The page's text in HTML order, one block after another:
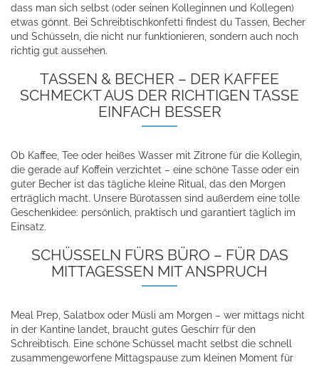
dass man sich selbst (oder seinen Kolleginnen und Kollegen)
etwas gönnt. Bei Schreibtischkonfetti findest du Tassen, Becher
und Schüsseln, die nicht nur funktionieren, sondern auch noch
richtig gut aussehen.
TASSEN & BECHER – DER KAFFEE
SCHMECKT AUS DER RICHTIGEN TASSE
EINFACH BESSER
Ob Kaffee, Tee oder heißes Wasser mit Zitrone für die Kollegin,
die gerade auf Koffein verzichtet – eine schöne Tasse oder ein
guter Becher ist das tägliche kleine Ritual, das den Morgen
erträglich macht. Unsere Bürotassen sind außerdem eine tolle
Geschenkidee: persönlich, praktisch und garantiert täglich im
Einsatz.
SCHÜSSELN FÜRS BÜRO – FÜR DAS
MITTAGESSEN MIT ANSPRUCH
Meal Prep, Salatbox oder Müsli am Morgen – wer mittags nicht
in der Kantine landet, braucht gutes Geschirr für den
Schreibtisch. Eine schöne Schüssel macht selbst die schnell
zusammengeworfene Mittagspause zum kleinen Moment für